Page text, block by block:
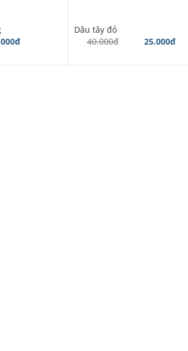
Dâu tây đỏ
40.000đ
25.000đ